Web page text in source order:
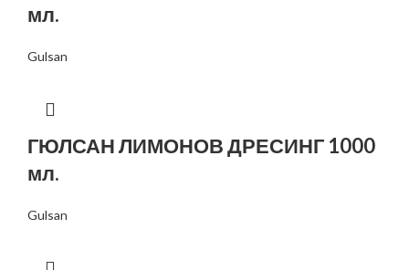
мл.
Gulsan
ГЮЛСАН ЛИМОНОВ ДРЕСИНГ 1000
мл.
Gulsan